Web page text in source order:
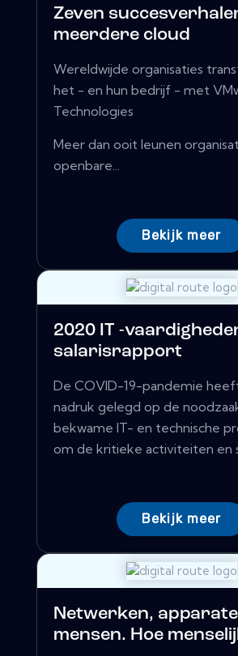
Zeven
meerdere cloud
Wereldwijde organisaties
het - en hun bedrijf - met
Technologies
Meer dan ooit leunen
openbare...
Bekijk meer
2020 IT -
salarisrapport
De COVID-19-pandemie
nadruk gelegd op de
bekwame IT- en technische
om de kritieke activiteiten en
Bekijk meer
Netwerken,
mensen. Hoe